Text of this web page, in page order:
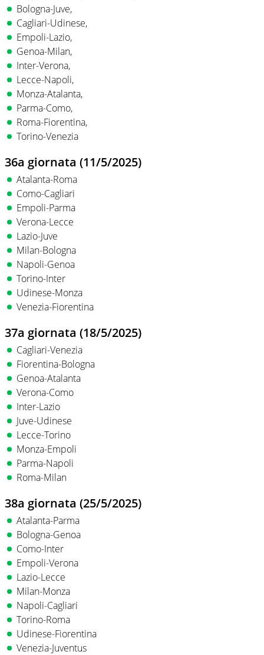
Bologna-Juve,
Cagliari-Udinese,
Empoli-Lazio,
Genoa-Milan,
Inter-Verona,
Lecce-Napoli,
Monza-Atalanta,
Parma-Como,
Roma-Fiorentina,
Torino-Venezia
36a giornata (11/5/2025)
Atalanta-Roma
Como-Cagliari
Empoli-Parma
Verona-Lecce
Lazio-Juve
Milan-Bologna
Napoli-Genoa
Torino-Inter
Udinese-Monza
Venezia-Fiorentina
37a giornata (18/5/2025)
Cagliari-Venezia
Fiorentina-Bologna
Genoa-Atalanta
Verona-Como
Inter-Lazio
Juve-Udinese
Lecce-Torino
Monza-Empoli
Parma-Napoli
Roma-Milan
38a giornata (25/5/2025)
Atalanta-Parma
Bologna-Genoa
Como-Inter
Empoli-Verona
Lazio-Lecce
Milan-Monza
Napoli-Cagliari
Torino-Roma
Udinese-Fiorentina
Venezia-Juventus